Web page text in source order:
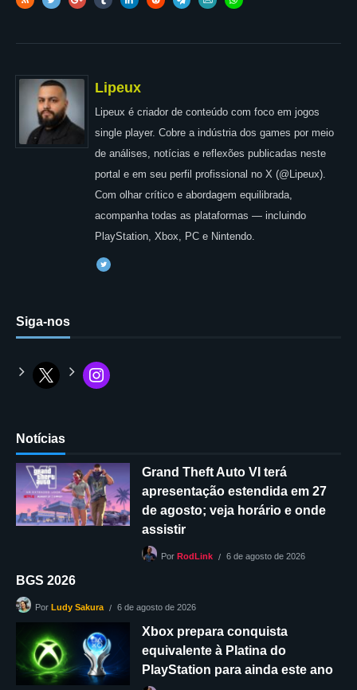
Lipeux
Lipeux é criador de conteúdo com foco em jogos
single player. Cobre a indústria dos games por meio
de análises, notícias e reflexões publicadas neste
portal e em seu perfil profissional no X (@Lipeux).
Com olhar crítico e abordagem equilibrada,
acompanha todas as plataformas — incluindo
PlayStation, Xbox, PC e Nintendo.
Siga-nos
Notícias
Grand Theft Auto VI terá
apresentação estendida em 27
de agosto; veja horário e onde
assistir
Por RodLink 6 de agosto de 2026
BGS 2026
Por Ludy Sakura 6 de agosto de 2026
Xbox prepara conquista
equivalente à Platina do
PlayStation para ainda este ano